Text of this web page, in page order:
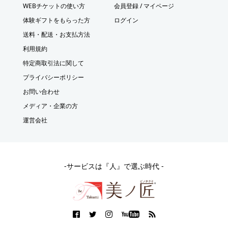
WEBチケットの使い方
体験ギフトをもらった方
送料・配送・お支払方法
利用規約
特定商取引法に関して
プライバシーポリシー
お問い合わせ
メディア・企業の方
運営会社
会員登録 / マイページ
ログイン
-サービスは『人』で選ぶ時代 -